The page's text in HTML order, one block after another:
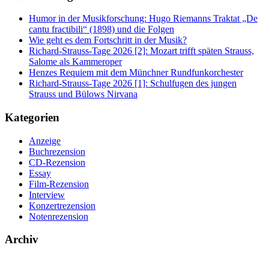
Humor in der Musikforschung: Hugo Riemanns Traktat „De
cantu fractibili“ (1898) und die Folgen
Wie geht es dem Fortschritt in der Musik?
Richard-Strauss-Tage 2026 [2]: Mozart trifft späten Strauss,
Salome als Kammeroper
Henzes Requiem mit dem Münchner Rundfunkorchester
Richard-Strauss-Tage 2026 [1]: Schulfugen des jungen
Strauss und Bülows Nirvana
Kategorien
Anzeige
Buchrezension
CD-Rezension
Essay
Film-Rezension
Interview
Konzertrezension
Notenrezension
Archiv